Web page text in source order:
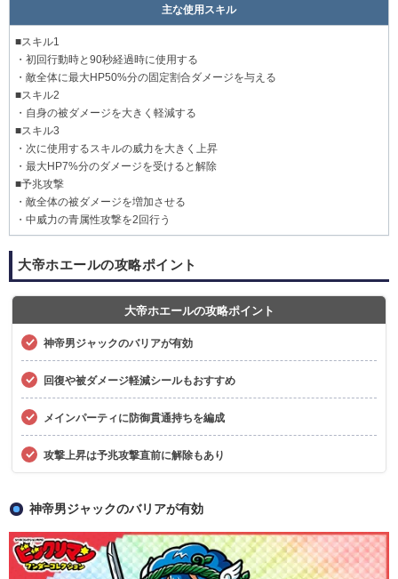
主な使用スキル
■スキル1
・初回行動時と90秒経過時に使用する
・敵全体に最大HP50%分の固定割合ダメージを与える
■スキル2
・自身の被ダメージを大きく軽減する
■スキル3
・次に使用するスキルの威力を大きく上昇
・最大HP7%分のダメージを受けると解除
■予兆攻撃
・敵全体の被ダメージを増加させる
・中威力の青属性攻撃を2回行う
大帝ホエールの攻略ポイント
大帝ホエールの攻略ポイント
神帝男ジャックのバリアが有効
回復や被ダメージ軽減シールもおすすめ
メインパーティに防御貫通持ちを編成
攻撃上昇は予兆攻撃直前に解除もあり
神帝男ジャックのバリアが有効